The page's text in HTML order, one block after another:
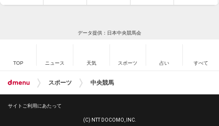
データ提供：日本中央競馬会
TOP ニュース 天気 スポーツ 占い すべて
スポーツ 中央競馬
サイトご利用にあたって
(C) NTT DOCOMO, INC.